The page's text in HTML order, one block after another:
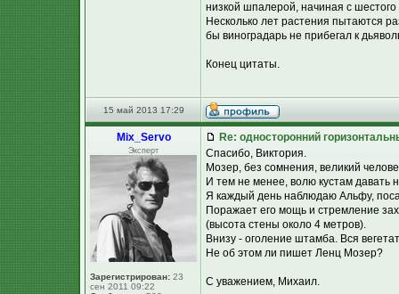
низкой шпалерой, начиная с
Несколько лет растения пытаются
бы виноградарь не прибегал к
Конец цитаты.
15 май 2013 17:29
Mix_Servo
Эксперт
Зарегистрирован: 23
сен 2011 09:22
Re: односторонний
Спасибо, Виктория.
Мозер, без сомнения, великий
И тем не менее, волю кустам давать
Я каждый день наблюдаю Альфу,
Поражает его мощь и стремление
(высота стены около 4 метров).
Внизу - оголение штамба. Вся
Не об этом ли пишет Ленц Мозер?
С уважением, Михаил.